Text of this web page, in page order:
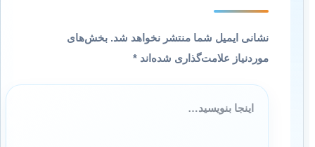
نشانی ایمیل شما منتشر نخواهد شد. بخش‌های
موردنیاز علامت‌گذاری شده‌اند*
اینجا
بنویسید…